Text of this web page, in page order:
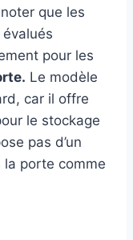
que les
pour les
Le modèle
car il offre
le stockage
pas d’un
porte comme